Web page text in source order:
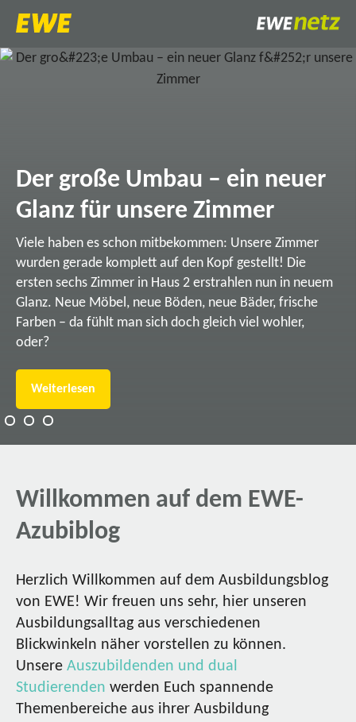
Der große Umbau – ein neuer
Glanz für unsere Zimmer
Viele haben es schon mitbekommen: Unsere Zimmer
wurden gerade komplett auf den Kopf gestellt! Die
ersten sechs Zimmer in Haus 2 erstrahlen nun in neuem
Glanz. Neue Möbel, neue Böden, neue Bäder, frische
Farben – da fühlt man sich doch gleich viel wohler,
oder?
Weiterlesen
Willkommen auf dem EWE-
Azubiblog
Herzlich Willkommen auf dem Ausbildungsblog
von EWE! Wir freuen uns sehr, hier unseren
Ausbildungsalltag aus verschiedenen
Blickwinkeln näher vorstellen zu können.
Unsere Auszubildenden und dual
Studierenden werden Euch spannende
Themenbereiche aus ihrer Ausbildung